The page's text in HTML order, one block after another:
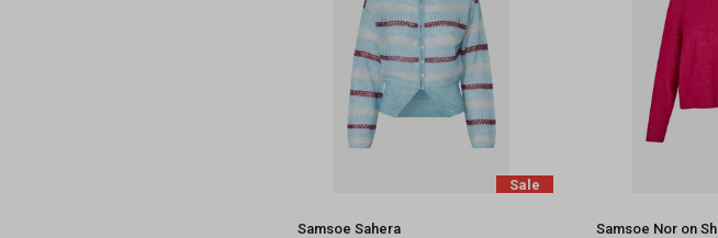
Sale
Samsoe Sahera Samsoe Nor on